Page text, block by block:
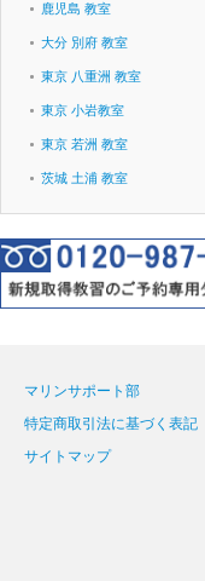
鹿児島 教室
大分 別府 教室
東京 八重洲 教室
東京 小岩教室
東京 若洲 教室
茨城 土浦 教室
マリンサポート部
特定商取引法に基づく表記
サイトマップ